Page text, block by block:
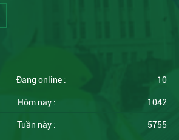
Đang online : 10
Hôm nay : 1042
Tuần này : 5755